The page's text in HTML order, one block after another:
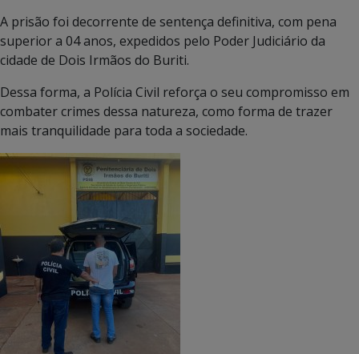
A prisão foi decorrente de sentença definitiva, com pena
superior a 04 anos, expedidos pelo Poder Judiciário da
cidade de Dois Irmãos do Buriti.
Dessa forma, a Polícia Civil reforça o seu compromisso em
combater crimes dessa natureza, como forma de trazer
mais tranquilidade para toda a sociedade.